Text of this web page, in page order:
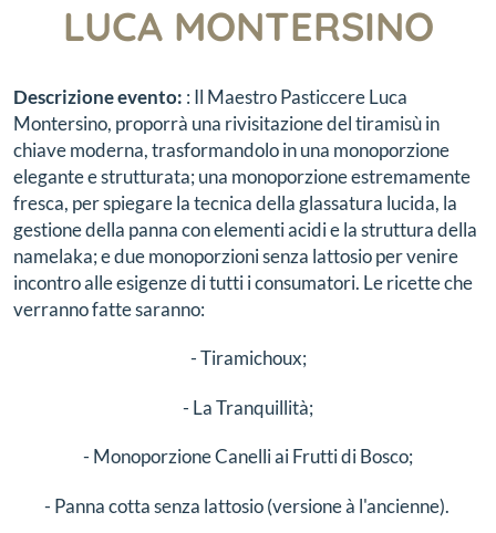
LUCA MONTERSINO
Descrizione evento: : Il Maestro Pasticcere Luca
Montersino, proporrà una rivisitazione del tiramisù in
chiave moderna, trasformandolo in una monoporzione
elegante e strutturata; una monoporzione estremamente
fresca, per spiegare la tecnica della glassatura lucida, la
gestione della panna con elementi acidi e la struttura della
namelaka; e due monoporzioni senza lattosio per venire
incontro alle esigenze di tutti i consumatori. Le ricette che
verranno fatte saranno:
- Tiramichoux;
- La Tranquillità;
- Monoporzione Canelli ai Frutti di Bosco;
- Panna cotta senza lattosio (versione à l'ancienne).